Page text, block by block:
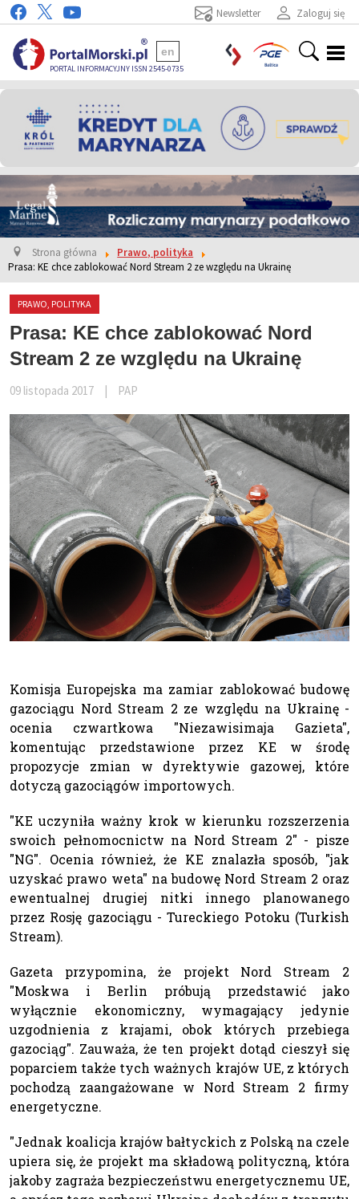
Zaloguj się
Newsletter
PORTAL INFORMACYJNY ISSN 2545-0735
en
Strona główna
Prawo, polityka
Prasa: KE chce zablokować Nord Stream 2 ze względu na Ukrainę
PRAWO, POLITYKA
Prasa: KE chce zablokować Nord
Stream 2 ze względu na Ukrainę
09 listopada 2017 PAP
Komisja Europejska ma zamiar zablokować budowę
gazociągu Nord Stream 2 ze względu na Ukrainę -
ocenia czwartkowa "Niezawisimaja Gazieta",
komentując przedstawione przez KE w środę
propozycje zmian w dyrektywie gazowej, które
dotyczą gazociągów importowych.
"KE uczyniła ważny krok w kierunku rozszerzenia
swoich pełnomocnictw na Nord Stream 2" - pisze
"NG". Ocenia również, że KE znalazła sposób, "jak
uzyskać prawo weta" na budowę Nord Stream 2 oraz
ewentualnej drugiej nitki innego planowanego
przez Rosję gazociągu - Tureckiego Potoku (Turkish
Stream).
Gazeta przypomina, że projekt Nord Stream 2
"Moskwa i Berlin próbują przedstawić jako
wyłącznie ekonomiczny, wymagający jedynie
uzgodnienia z krajami, obok których przebiega
gazociąg". Zauważa, że ten projekt dotąd cieszył się
poparciem także tych ważnych krajów UE, z których
pochodzą zaangażowane w Nord Stream 2 firmy
energetyczne.
"Jednak koalicja krajów bałtyckich z Polską na czele
upiera się, że projekt ma składową polityczną, która
jakoby zagraża bezpieczeństwu energetycznemu UE,